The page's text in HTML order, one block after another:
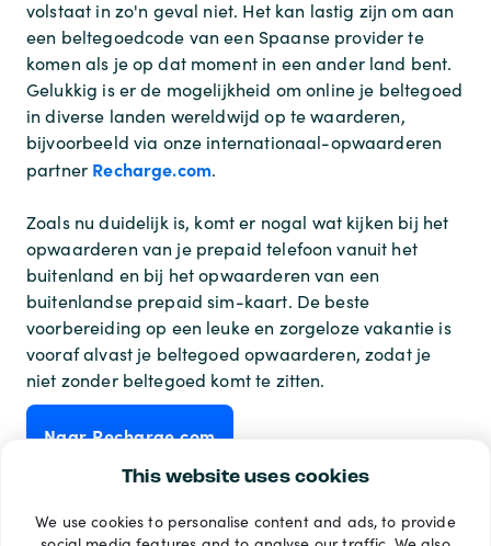
This website uses cookies
We use cookies to personalise content and ads, to provide
volstaat in zo'n geval niet. Het kan lastig zijn om aan
een beltegoedcode van een Spaanse provider te
komen als je op dat moment in een ander land bent.
Gelukkig is er de mogelijkheid om online je beltegoed
in diverse landen wereldwijd op te waarderen,
bijvoorbeeld via onze internationaal-opwaarderen
partner Recharge.com.
Zoals nu duidelijk is, komt er nogal wat kijken bij het
opwaarderen van je prepaid telefoon vanuit het
buitenland en bij het opwaarderen van een
buitenlandse prepaid sim-kaart. De beste
voorbereiding op een leuke en zorgeloze vakantie is
vooraf alvast je beltegoed opwaarderen, zodat je
niet zonder beltegoed komt te zitten.
Naar Recharge.com
Betaalmethoden